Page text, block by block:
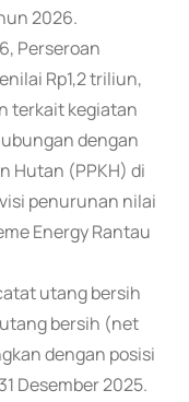
2026.
Perseroan
Rp1,2 triliun,
terkait kegiatan
dengan
Hutan (PPKH) di
penurunan nilai
Energy Rantau
utang bersih
bersih (net
dengan posisi
Desember 2025.